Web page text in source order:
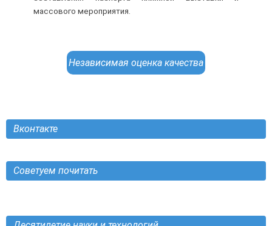
массового мероприятия.
Независимая оценка качества
Вконтакте
Советуем почитать